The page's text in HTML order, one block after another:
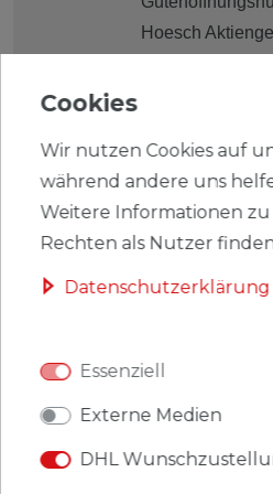
Hoesch
Westdeutsche
Viele in
Aktie
Gold-
Inhaberaktie
Kommunal-
Vorzugsaktie
Cookies
Wir nutzen Cookies auf
während andere uns
Weitere Informationen
Rechten als Nutzer
Daten­schutz­erklärung
Essenziell
Externe Medien
DHL